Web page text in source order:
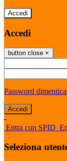
Accedi
Accedi
button close ×
Password
-
Entra con SPID
Seleziona